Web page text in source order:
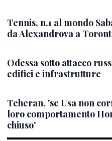
Tennis, n.1 al mondo
da Alexandrova a
Odessa sotto attacco
edifici e infrastrutture
Teheran, 'se Usa non
loro comportamento
chiuso'